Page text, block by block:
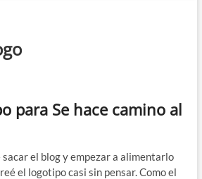
para Se hace camino al
el blog y empezar a alimentarlo
el logotipo casi sin pensar. Como el